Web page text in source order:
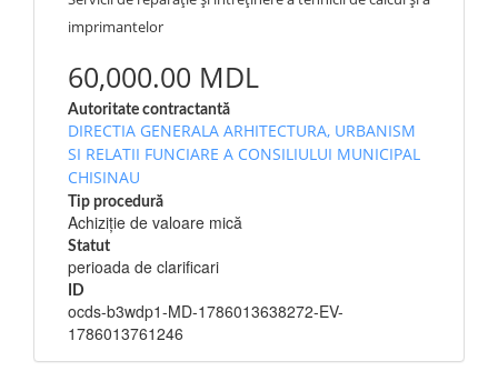
imprimantelor
60,000.00 MDL
Autoritate contractantă
DIRECTIA GENERALA ARHITECTURA, URBANISM
SI RELATII FUNCIARE A CONSILIULUI MUNICIPAL
CHISINAU
Tip procedură
Achiziție de valoare mică
Statut
perioada de clarificari
ID
ocds-b3wdp1-MD-1786013638272-EV-
1786013761246